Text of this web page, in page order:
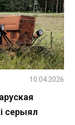
серыял
10.04.2026